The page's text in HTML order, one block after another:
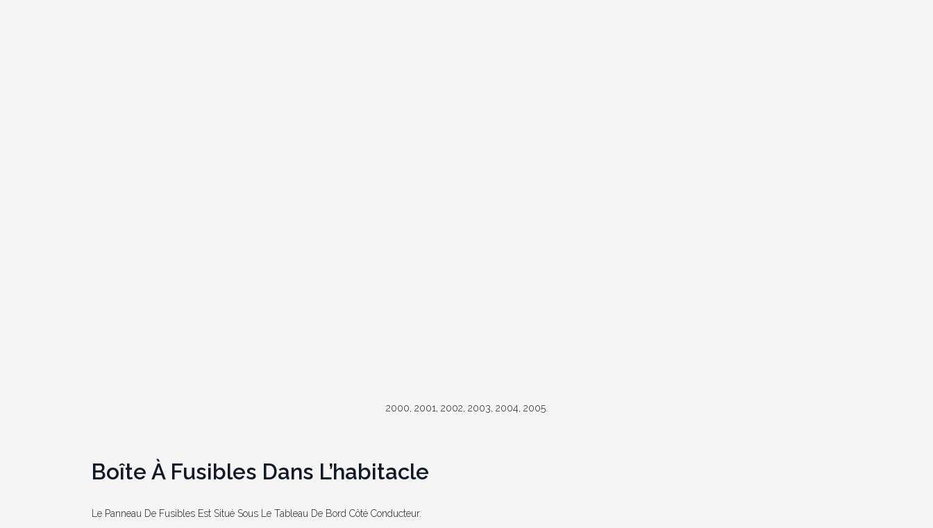
2000, 2001, 2002, 2003, 2004, 2005.
Boîte À Fusibles Dans L’habitacle
Le Panneau De Fusibles Est Situé Sous Le Tableau De Bord Côté Conducteur.